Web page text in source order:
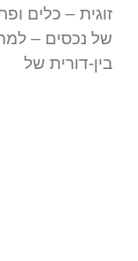
זוגית – כלים
של נכסים –
בין-דורית של